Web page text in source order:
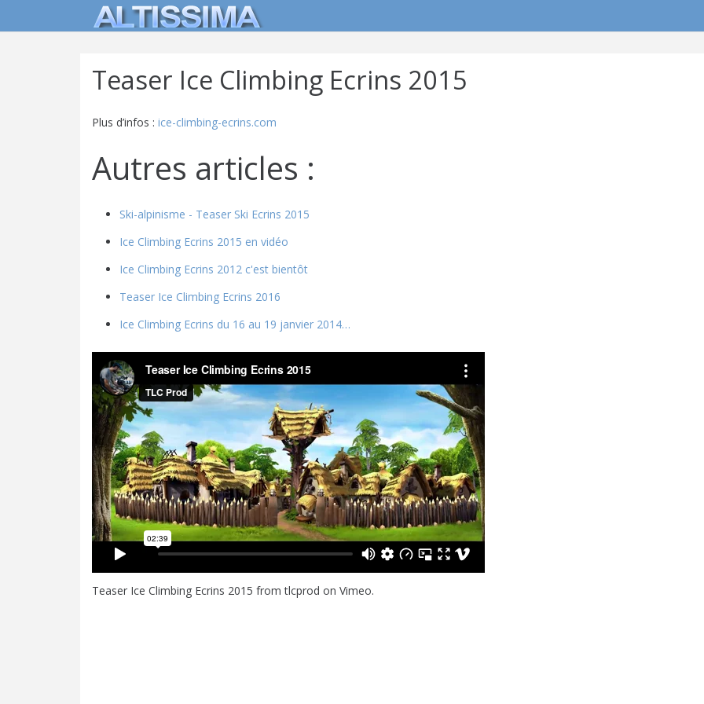
Teaser Ice Climbing Ecrins 2015
Plus d’infos : ice-climbing-ecrins.com
Autres articles :
Ski-alpinisme - Teaser Ski Ecrins 2015
Ice Climbing Ecrins 2015 en vidéo
Ice Climbing Ecrins 2012 c'est bientôt
Teaser Ice Climbing Ecrins 2016
Ice Climbing Ecrins du 16 au 19 janvier 2014…
Teaser Ice Climbing Ecrins 2015 fromtlcprod on Vimeo.